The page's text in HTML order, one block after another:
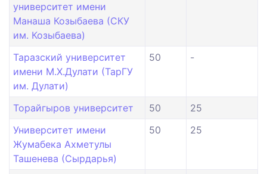
университет имени
Манаша Козыбаева (СКУ
им. Козыбаева)
Таразский университет
имени М.Х.Дулати (ТарГУ
им. Дулати)
50 -
Торайгыров университет 50
25
Университет имени
Жумабека Ахметулы
Ташенева (Сырдарья)
50 25